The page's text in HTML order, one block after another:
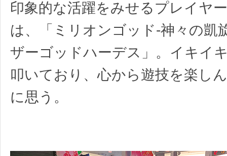
印象的な活躍をみせるプレイヤ
は、「ミリオンゴッド-神々の凱
ザーゴッドハーデス」。イキイ
叩いており、心から遊技を楽し
に思う。